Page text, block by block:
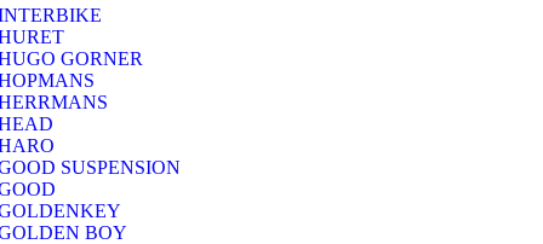
GORNER
SUSPENSION
BOY